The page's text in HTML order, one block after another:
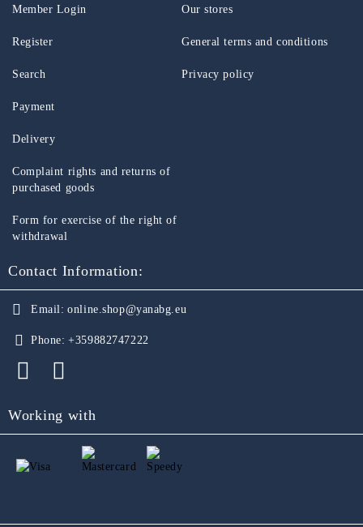
Member Login
Register
Search
Our stores
General terms and conditions
Privacy policy
Payment
Delivery
Complaint rights and returns of
purchased goods
Form for exercise of the right of
withdrawal
Contact Information:
Email: online.shop@yanabg.eu
Phone: +359882747222
Working with